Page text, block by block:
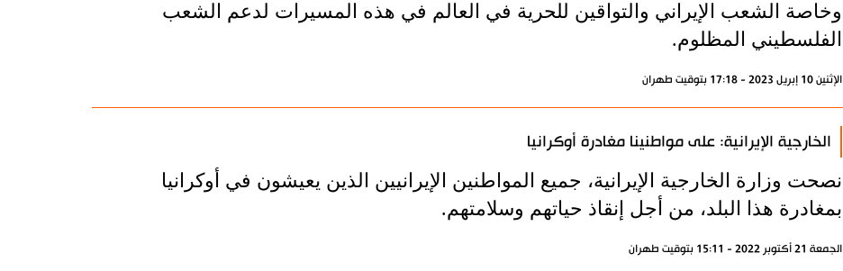
وخاصة الشعب الإيراني والتواقين للحرية في العالم في هذه المسيرات لدعم الشعب
الفلسطيني المظلوم.
الإثنين 10 إبريل 2023 - 17:18 بتوقيت طهران
الخارجية الإيرانية: على مواطنينا مغادرة أوكرانيا
نصحت وزارة الخارجية الإيرانية، جميع المواطنين الإيرانيين الذين يعيشون في أوكرانيا
بمغادرة هذا البلد، من أجل إنقاذ حياتهم وسلامتهم.
الجمعة 21 أكتوبر 2022 - 15:11 بتوقيت طهران